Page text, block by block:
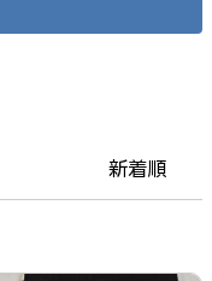
新着順